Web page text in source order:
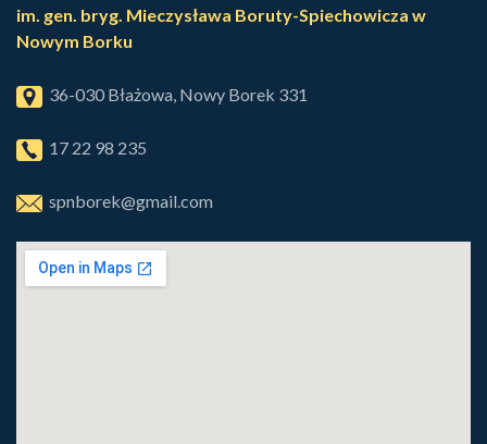
im. gen. bryg. Mieczysława Boruty-Spiechowicza w
Nowym Borku
36-030 Błażowa, Nowy Borek 331
17 22 98 235
spnborek@gmail.com